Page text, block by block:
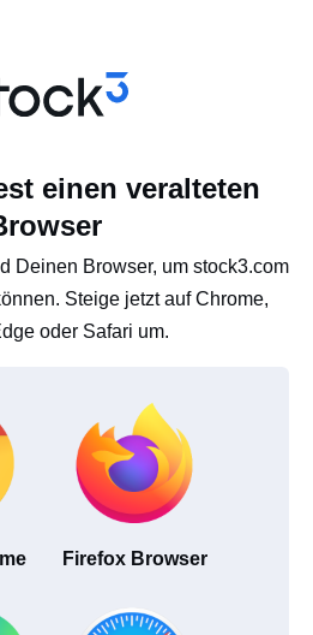
einen veralteten
Deinen Browser, um stock3.com
Steige jetzt auf Chrome,
oder Safari um.
Firefox Browser